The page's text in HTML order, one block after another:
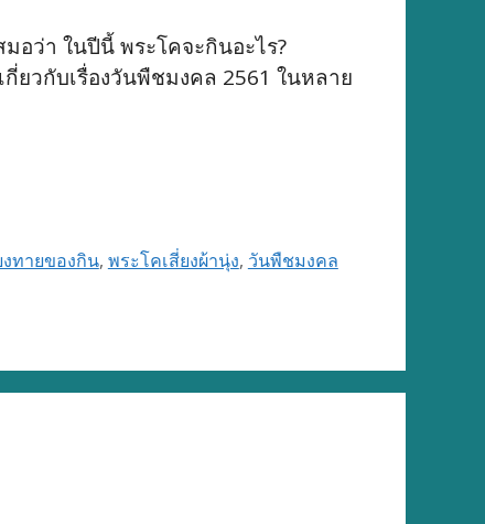
อว่า ในปีนี้ พระโคจะกินอะไร?
ยวกับเรื่องวันพืชมงคล 2561 ในหลาย
ทายของกิน, พระโคเสี่ยงผ้านุ่ง, วันพืชมงคล